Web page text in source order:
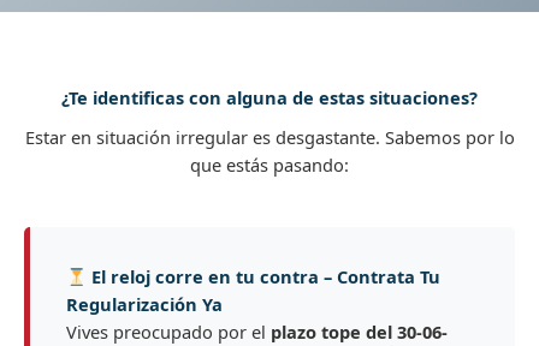
¿Te identificas con alguna de estas situaciones?
Estar en situación irregular es desgastante. Sabemos por lo
que estás pasando:
El reloj corre en tu contra – Contrata Tu
Regularización Ya
Vives preocupado por el plazo tope del 30-06-